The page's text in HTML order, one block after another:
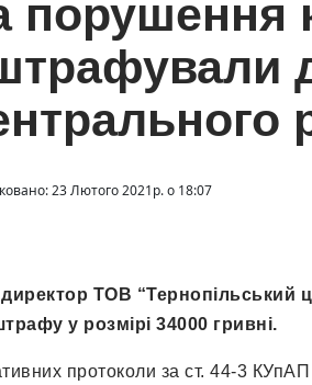
порушення
23 Лютого 2021р. о 18:07
ТОВ “Тернопільський
у розмірі 34000 гривні.
протоколи за ст. 44-3